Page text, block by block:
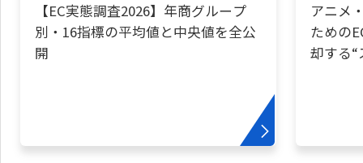
【EC実態調査2026】年商グループ
別・16指標の平均値と中央値を全公
開
アニメ
ための
却する